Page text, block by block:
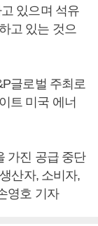
있으며 석유
고 있는 것으
글로벌 주최로
트 미국 에너
가진 공급 중단
산자, 소비자,
영호 기자